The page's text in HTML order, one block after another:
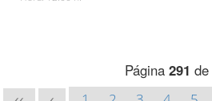
Página 291 de